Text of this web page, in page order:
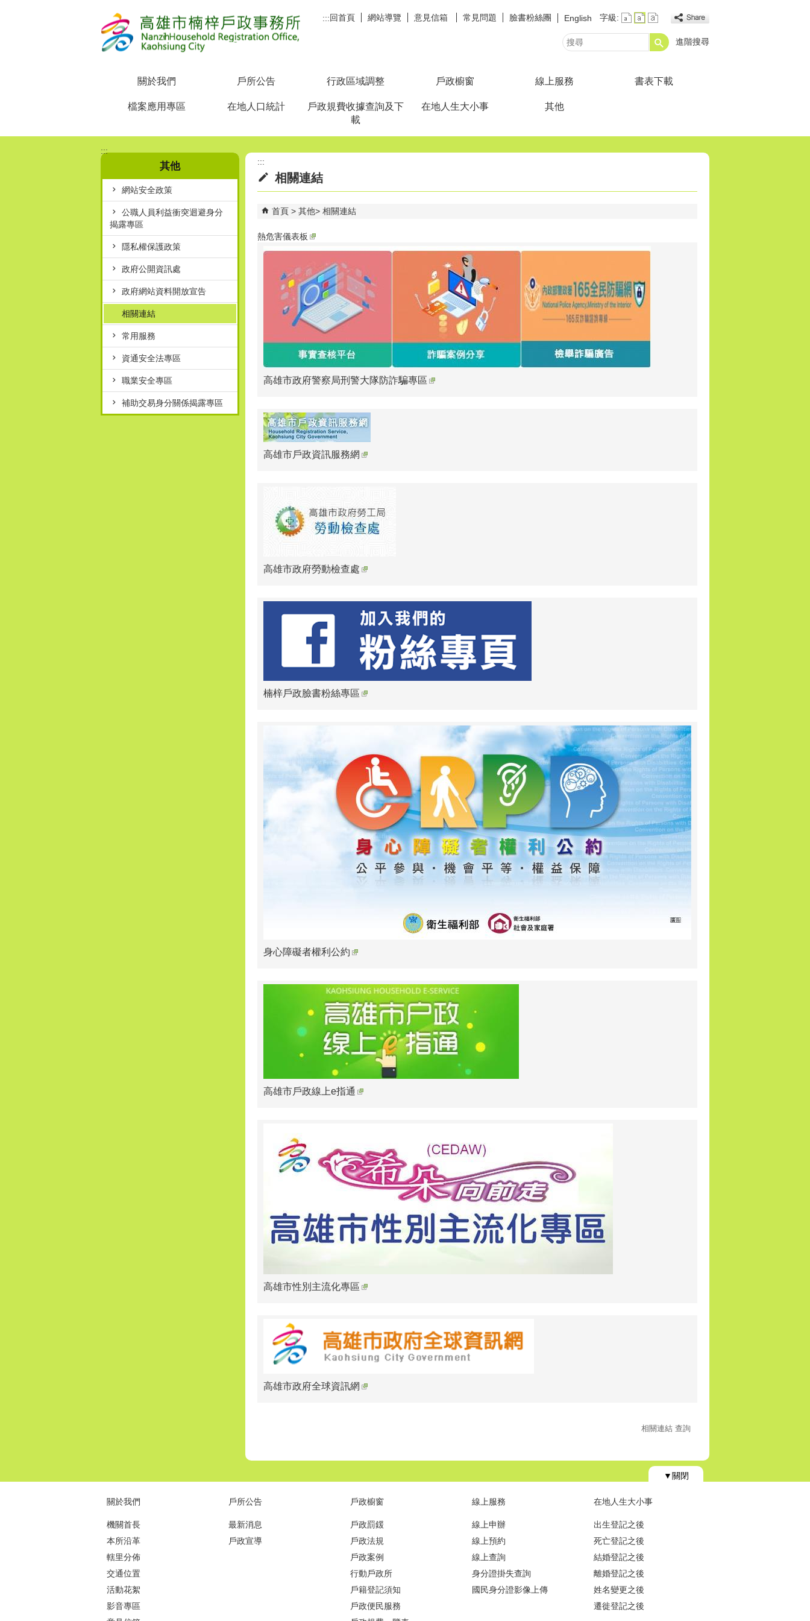
:::回首頁 網站導覽 意見信箱 常見問題 臉書粉絲團 English 字級:
搜
進階搜尋
關於我們 戶所公告 行政區域調整 戶政櫥窗 線上服務 書表下載
檔案應用專區 在地人口統計
戶政規費收據查詢及下
載
在地人生大小事 其他
:::
其他
網站安全政策
公職人員利益衝突迴避身分
揭露專區
隱私權保護政策
政府公開資訊處
政府網站資料開放宣告
相關連結
常用服務
資通安全法專區
職業安全專區
補助交易身分關係揭露專區
:::
相關連結
首頁 其他 相關連結
熱危害儀表板
高雄市政府警察局刑警大隊防詐騙專區
高雄市戶政資訊服務網
高雄市政府勞動檢查處
楠梓戶政臉書粉絲專區
身心障礙者權利公約
高雄市戶政線上e指通
高雄市性別主流化專區
高雄市政府全球資訊網
相關連結 查詢
▼關閉
關於我們
機關首長
本所沿革
轄里分佈
交通位置
活動花絮
影音專區
戶所公告
最新消息
戶政宣導
戶政櫥窗
戶政罰鍰
戶政法規
戶政案例
行動戶政所
戶籍登記須知
戶政便民服務
線上服務
線上申辦
線上預約
線上查詢
身分證掛失查詢
國民身分證影像上傳
在地人生大小事
出生登記之後
死亡登記之後
結婚登記之後
離婚登記之後
姓名變更之後
遷徙登記之後